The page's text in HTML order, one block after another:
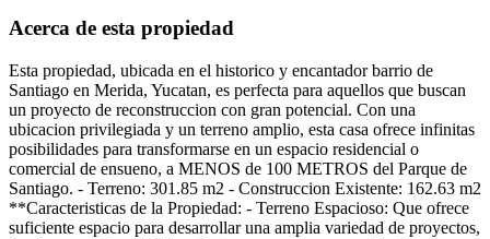
Acerca de esta propiedad
Esta propiedad, ubicada en el historico y encantador barrio de
Santiago en Merida, Yucatan, es perfecta para aquellos que buscan
un proyecto de reconstruccion con gran potencial. Con una
ubicacion privilegiada y un terreno amplio, esta casa ofrece infinitas
posibilidades para transformarse en un espacio residencial o
comercial de ensueno, a MENOS de 100 METROS del Parque de
Santiago. - Terreno: 301.85 m2 - Construccion Existente: 162.63 m2
**Caracteristicas de la Propiedad: - Terreno Espacioso: Que ofrece
suficiente espacio para desarrollar una amplia variedad de proyectos,